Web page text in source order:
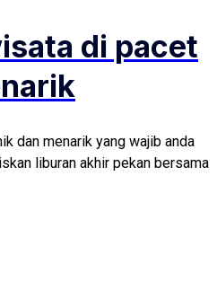
di pacet
dan menarik yang wajib anda
liburan akhir pekan bersama